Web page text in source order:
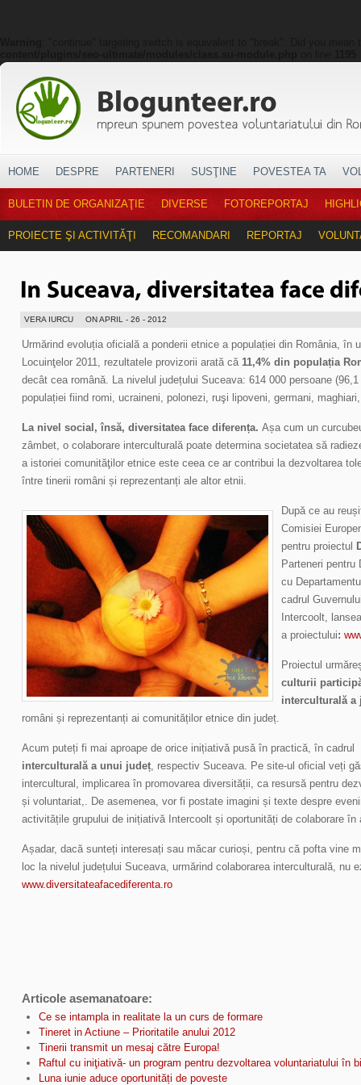
HOME DESPRE PARTENERI SUSŢINE POVESTEA TA
BULETIN DE ORGANIZAŢIE DIVERSE FOTOREPORTAJ
PROIECTE ŞI ACTIVITĂŢI RECOMANDARI REPORTAJ
VERA IURCU ON APRIL - 26 - 2012
Urmărind evoluția oficială a ponderii etnice a populației din România, în
Locuinţelor 2011, rezultatele provizorii arată că 11,4% din populația
decât cea română. La nivelul județului Suceava: 614 000 persoane
populației fiind romi, ucraineni, polonezi, ruşi lipoveni, germani,
La nivel social, însă, diversitatea face diferența. Așa cum un
zâmbet, o colaborare interculturală poate determina societatea să
a istoriei comunităţilor etnice este ceea ce ar contribui la dezvoltarea
între tinerii români și reprezentanți ale altor etnii.
După ce au
Comisiei
pentru proiectul
Parteneri pentru
cu
cadrul
Intercoolt,
a proiectului:
Proiectul
culturii
interculturală a
români și reprezentanți ai comunităților etnice din județ.
Acum puteți fi mai aproape de orice inițiativă pusă în practică, în cadrul
interculturală a unui județ, respectiv Suceava. Pe site-ul oficial veți
intercultural, implicarea în promovarea diversității, ca resursă pentru
și voluntariat,. De asemenea, vor fi postate imagini și texte despre
activitățile grupului de inițiativă Intercoolt și oportunități de colaborare în
Așadar, dacă sunteți interesați sau măcar curioși, pentru că pofta vine
loc la nivelul județului Suceava, urmărind colaborarea interculturală, nu
www.diversitateafacediferenta.ro
Articole asemanatoare:
Ce se intampla in realitate la un curs de formare
Tineret in Actiune – Prioritatile anului 2012
Tinerii transmit un mesaj către Europa!
Raftul cu iniţiativă- un program pentru dezvoltarea voluntariatului în
Luna iunie aduce oportunități de poveste